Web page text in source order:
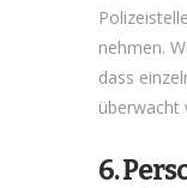
nehmen.
dass
überwacht
6.